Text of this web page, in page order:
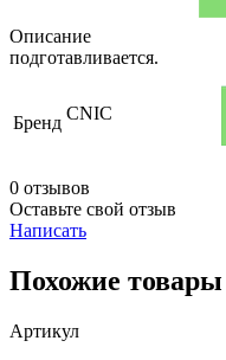
Описание
подготавливается.
Бренд CNIC
0 отзывов
Оставьте свой отзыв
Написать
Похожие товары
Артикул